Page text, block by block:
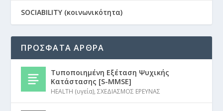
SOCIABILITY (κοινωνικότητα)
ΠΡΟΣΦΑΤΑ ΑΡΘΡΑ
Τυποποιημένη Εξέταση Ψυχικής
Κατάστασης [S-MMSE]
HEALTH (υγεία),ΣΧΕΔΙΑΣΜΟΣ ΕΡΕΥΝΑΣ